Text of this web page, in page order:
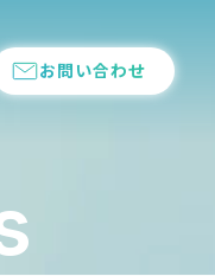
お問い合わせ